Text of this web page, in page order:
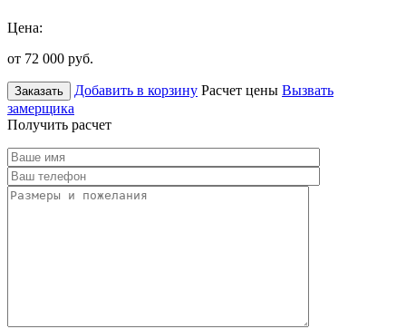
Цена:
от 72 000 руб.
Заказать Добавить в корзину Расчет цены Вызвать
замерщика
Получить расчет